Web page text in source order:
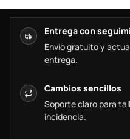
Entrega con
Envío gratuito y
entrega.
Cambios sencillos
Soporte claro para
incidencia.